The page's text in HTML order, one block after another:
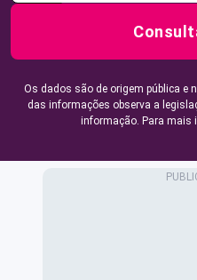
Os dados são de origem pública e
das informações observa a
informação. Para mais